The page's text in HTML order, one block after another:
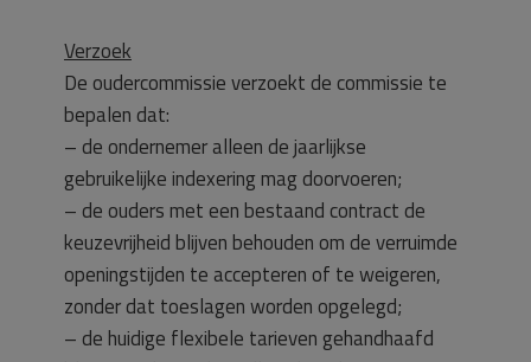
Verzoek
De oudercommissie verzoekt de commissie te
bepalen dat:
– de ondernemer alleen de jaarlijkse
gebruikelijke indexering mag doorvoeren;
– de ouders met een bestaand contract de
keuzevrijheid blijven behouden om de verruimde
openingstijden te accepteren of te weigeren,
zonder dat toeslagen worden opgelegd;
– de huidige flexibele tarieven gehandhaafd